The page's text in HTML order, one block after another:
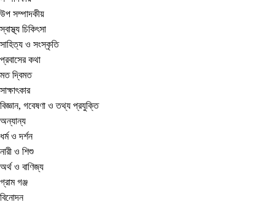
উপ সম্পাদকীয়
স্বাস্থ্য চিকিৎসা
সাহিত্য ও সংস্কৃতি
প্রবাসের কথা
মত দ্বিমত
সাক্ষাৎকার
বিজ্ঞান, গবেষণা ও তথ্য প্রযুক্তি
অন্যান্য
ধর্ম ও দর্শন
নারী ও শিশু
অর্থ ও বাণিজ্য
গ্রাম গঞ্জ
বিনোদন